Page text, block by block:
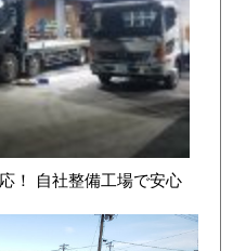
！ 自社整備工場で安心